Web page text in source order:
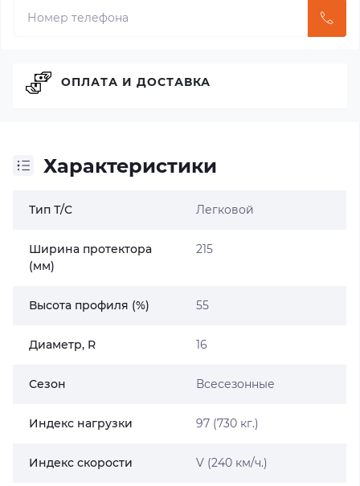
Характеристики
Тип Т/С Легковой
Ширина протектора
(мм)
215
Высота профиля (%) 55
Диаметр, R 16
Сезон Всесезонные
Индекс нагрузки 97 (730 кг.)
Индекс скорости V (240 км/ч.)
ОПЛАТА И ДОСТАВКА